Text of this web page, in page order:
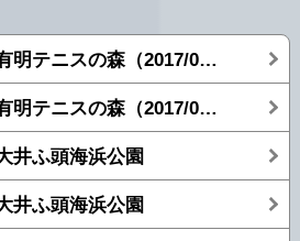
【テニス部】練習＠有明テニスの森（2017/09/23）
【テニス部】練習＠有明テニスの森（2017/04/22）
井ふ頭海浜公園
井ふ頭海浜公園